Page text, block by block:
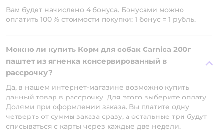
Вам будет начислено 4 бонуса. Бонусами можно
оплатить 100 % стоимости покупки: 1 бонус = 1 рубль.
Можно ли купить Корм для собак Carnica 200г
паштет из ягненка консервированный в
рассрочку?
Да, в нашем интернет-магазине возможно купить
данный товар в рассрочку. Для этого выберите оплату
Долями при оформлении заказа. Вы платите одну
четверть от суммы заказа сразу, а остальные три будут
списываться с карты через каждые две недели.